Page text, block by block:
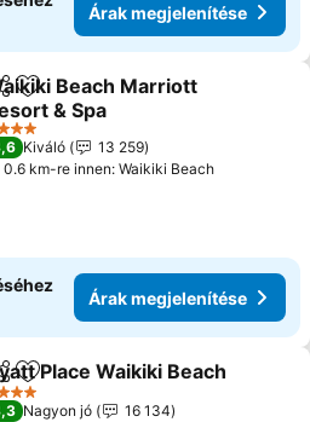
Árak megjelenítése
Hozzáadás a kedvencekhez
Beach Marriott
& Spa
megjelenítése
Kiváló
13 259
0.6 km-re innen: Waikiki Beach
Árak megjelenítése
Hozzáadás a kedvencekhez
Place Waikiki Beach
Nagyon jó
16 134